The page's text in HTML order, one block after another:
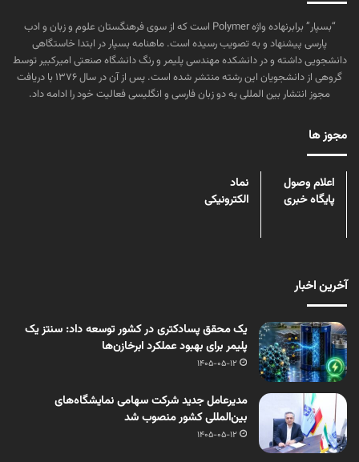
“بسپار” برابرنهاده واژه Polymer است که از سوی فرهنگستان علوم و زبان و ادب
پارسی پیشنهاد و به تصویب رسیده است. ماهنامه بسپار در ابتدا خاستگاهی
دانشجویی داشته و در دانشکده مهندسی پلیمر و رنگ دانشگاه صنعتی امیرکبیر توسط
گروهی از دانشجویان این رشته منتشر شده است. پس از آن در سال ۱۳۷۶ با دریافت
مجوز انتشار بین المللی به دو زبان فارسی و انگلیسی فعالیت خود را ادامه داد.
مجوز ها
اعلام وصول
پایگاه خبری
نماد
الکترونیکی
آخرین اخبار
یک محقق پسادکتری در کشور توسعه داد: سنتز یک
پلیمر برای بهبود عملکرد ابرخازن‌ها
1405-05-12
مدیرعامل جدید شرکت سهامی نمایشگاه‌های
بین‌المللی کشور منصوب شد
1405-05-12